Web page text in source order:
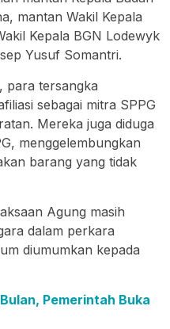
mantan Wakil Kepala
Kepala BGN Lodewyk
Yusuf Somantri.
para tersangka
sebagai mitra SPPG
Mereka juga diduga
menggelembungkan
barang yang tidak
Agung masih
dalam perkara
diumumkan kepada
Pemerintah Buka